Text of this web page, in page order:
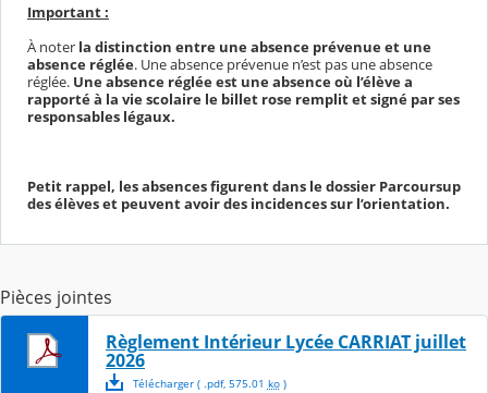
Important :
À noter la distinction entre une absence prévenue et une
absence réglée. Une absence prévenue n’est pas une absence
réglée. Une absence réglée est une absence où l’élève a
rapporté à la vie scolaire le billet rose remplit et signé par ses
responsables légaux.
Petit rappel, les absences figurent dans le dossier Parcoursup
des élèves et peuvent avoir des incidences sur l’orientation.
Pièces jointes
Règlement Intérieur Lycée CARRIAT juillet
2026
Télécharger( .pdf, 575.01 ko)